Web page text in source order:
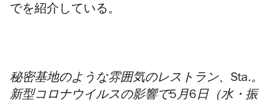
でを紹介している。
秘密基地のような雰囲気のレストラン、Sta.。
新型コロナウイルスの影響で5月6日（水・振